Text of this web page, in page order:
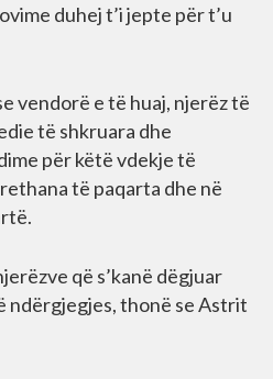
duhej t’i jepte për t’u
vendorë e të huaj, njerëz të
të shkruara dhe
për këtë vdekje të
të paqarta dhe në
që s’kanë dëgjuar
ndërgjegjes, thonë se Astrit